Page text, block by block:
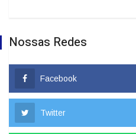
Nossas Redes
Facebook
Twitter